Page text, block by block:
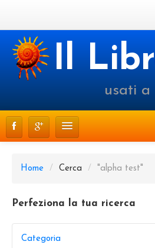
Cookie Policy
Login o registrati
Il
usati a
SPEDIZIONI
CONTATTI
Home / Cerca / "alpha test"
Perfeziona la tua ricerca
Categoria